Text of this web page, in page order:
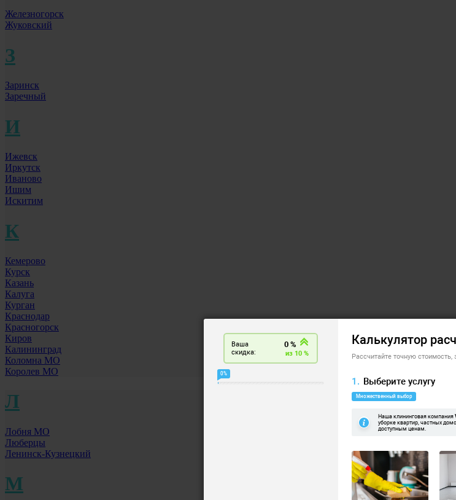
Железногорск
Жуковский
З
Заринск
Заречный
И
Ижевск
Иркутск
Иваново
Ишим
Искитим
К
Кемерово
Курск
Казань
Калуга
Курган
Краснодар
Красногорск
Киров
Калининград
Коломна МО
Королев МО
Л
Лобня МО
Люберцы
Ленинск-Кузнецкий
М